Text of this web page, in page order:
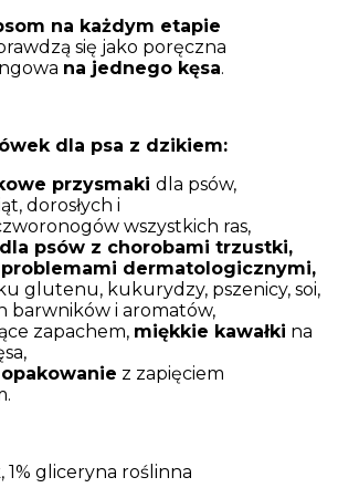
na każdym etapie
się jako poręczna
na jednego kęsa.
dla psa z dzikiem:
przysmaki dla psów,
dorosłych i
wszystkich ras,
psów z chorobami trzustki,
dermatologicznymi,
glutenu, kukurydzy, pszenicy, soi,
barwników i aromatów,
zapachem, miękkie kawałki na
z zapięciem
1% gliceryna roślinna